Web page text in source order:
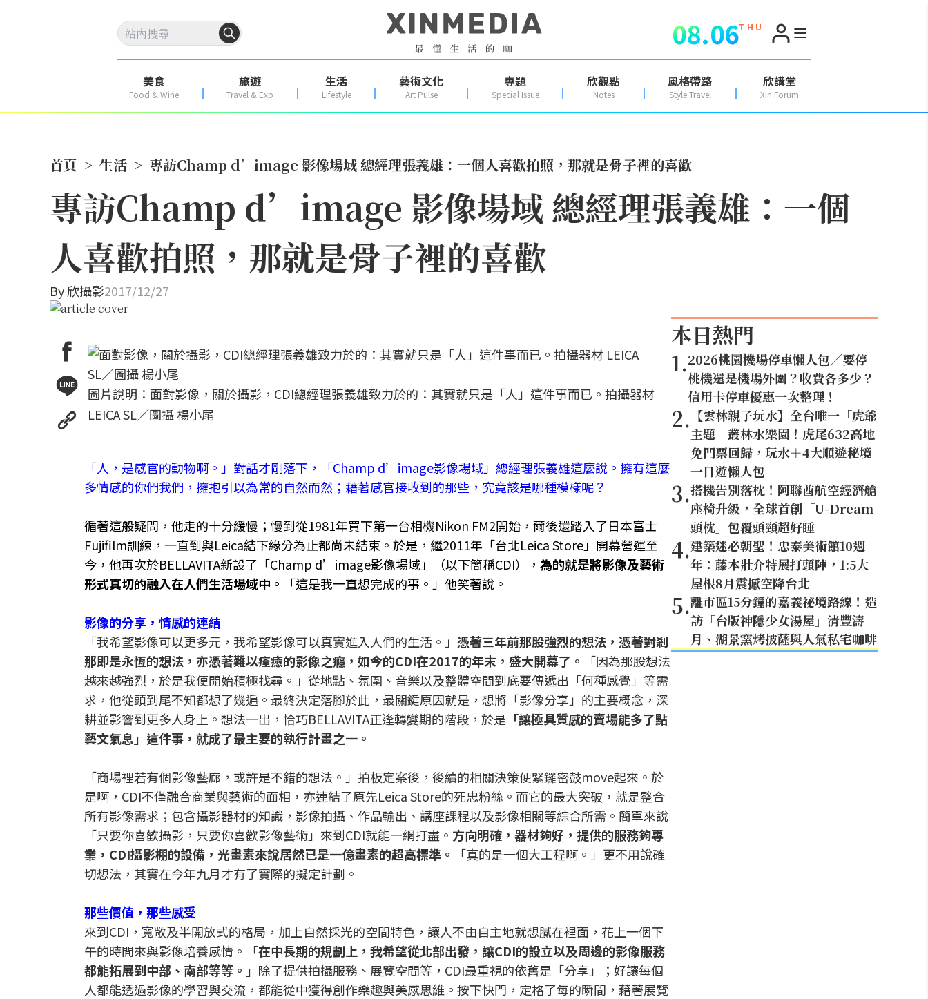
08.06T H U
美食
Food & Wine
旅遊
Travel & Exp
生活
Lifestyle
藝術文化
Art Pulse
專題
Special Issue
欣觀點
Notes
風格帶路
Style Travel
欣講堂
Xin Forum
首頁 > 生活 > 專訪Champ d’image 影像場域 總經理張義雄：一個人喜歡拍照，那就是骨子裡的喜歡
專訪Champ d’image 影像場域 總經理張義雄：一個
人喜歡拍照，那就是骨子裡的喜歡
By欣攝影2017/12/27
圖片說明：面對影像，關於攝影，CDI總經理張義雄致力於的：其實就只是「人」這件事而已。拍攝器材
LEICA SL／圖攝 楊小尾
「人，是感官的動物啊。」對話才剛落下，「Champ d’image影像場域」總經理張義雄這麼說。擁有這麼
多情感的你們我們，擁抱引以為常的自然而然；藉著感官接收到的那些，究竟該是哪種模樣呢？
循著這般疑問，他走的十分緩慢；慢到從1981年買下第一台相機Nikon FM2開始，爾後還踏入了日本富士
Fujifilm訓練，一直到與Leica結下緣分為止都尚未結束。於是，繼2011年「台北Leica Store」開幕營運至
今，他再次於BELLAVITA新設了「Champ d’image影像場域」（以下簡稱CDI）， 為的就是將影像及藝術
形式真切的融入在人們生活場域中。
「這是我一直想完成的事。」他笑著說。
影像的分享，情感的連結
「我希望影像可以更多元，我希望影像可以真實進入人們的生活。」 憑著三年前那股強烈的想法，憑著對剎
那即是永恆的想法，亦憑著難以痊癒的影像之癮，如今的CDI在2017的年末，盛大開幕了。
「因為那股想法
越來越強烈，於是我便開始積極找尋。」從地點、氛圍、音樂以及整體空間到底要傳遞出「何種感覺」等需
求，他從頭到尾不知都想了幾遍。最終決定落腳於此，最關鍵原因就是，想將「影像分享」的主要概念，深
耕並影響到更多人身上。想法一出，恰巧BELLAVITA正逢轉變期的階段，於是 「讓極具質感的賣場能多了點
藝文氣息」這件事，就成了最主要的執行計畫之一。
「商場裡若有個影像藝廊，或許是不錯的想法。」拍板定案後，後續的相關決策便緊鑼密鼓move起來。於
是啊，CDI不僅融合商業與藝術的面相，亦連結了原先Leica Store的死忠粉絲。而它的最大突破，就是整合
所有影像需求；包含攝影器材的知識，影像拍攝、作品輸出、講座課程以及影像相關等綜合所需。簡單來說
「只要你喜歡攝影，只要你喜歡影像藝術」來到CDI就能一網打盡。 方向明確，器材夠好，提供的服務夠專
業，CDI攝影棚的設備，光畫素來說居然已是一億畫素的超高標準。
「真的是一個大工程啊。」更不用說確
切想法，其實在今年九月才有了實際的擬定計劃。
那些價值，那些感受
來到CDI，寬敞及半開放式的格局，加上自然採光的空間特色，讓人不由自主地就想膩在裡面，花上一個下
午的時間來與影像培養感情。
「在中長期的規劃上，我希望從北部出發，讓CDI的設立以及周邊的影像服務
都能拓展到中部、南部等等。」 除了提供拍攝服務、展覽空間等，CDI最重視的依舊是「分享」；好讓每個
人都能透過影像的學習與交流，都能從中獲得創作樂趣與美感思維。按下快門，定格了每的瞬間，藉著展覽
本日熱門
1.2026桃園機場停車懶人包／要停
桃機還是機場外圍？收費各多少？
信用卡停車優惠一次整理！
2. 【雲林親子玩水】全台唯一「虎爺
主題」叢林水樂園！虎尾632高地
免門票回歸，玩水＋4大順遊秘境
一日遊懶人包
3.搭機告別落枕！阿聯酋航空經濟艙
座椅升級，全球首創「U-Dream
頭枕」包覆頭頸超好睡
4.建築迷必朝聖！忠泰美術館10週
年：藤本壯介特展打頭陣，1:5大
屋根8月震撼空降台北
5.離市區15分鐘的嘉義祕境路線！造
訪「台版神隱少女湯屋」清豐濤
月、湖景窯烤披薩與人氣私宅咖啡